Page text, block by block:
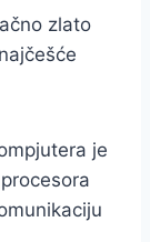
zlato
je